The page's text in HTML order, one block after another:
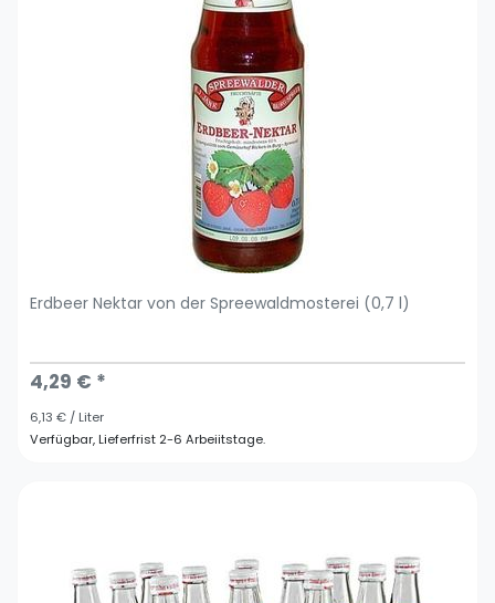
Erdbeer Nektar von der Spreewaldmosterei (0,7 l)
4,29 € *
6,13 € / Liter
Verfügbar, Lieferfrist 2-6 Arbeiitstage.